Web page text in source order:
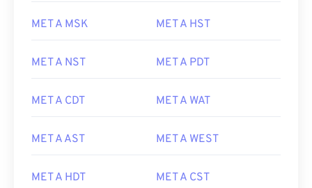
MET A MSK MET A HST
MET A NST MET A PDT
MET A CDT MET A WAT
MET A AST MET A WEST
MET A HDT MET A CST